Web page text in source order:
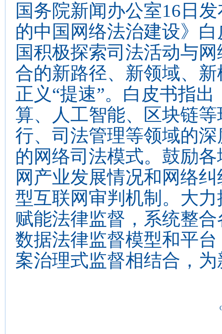
国务院新闻办公室16日
的中国网络法治建设》
国积极探索司法活动与
合的新路径、新领域、
正义“提速”。白皮书指
算、人工智能、区块链
行、司法管理等领域的
的网络司法模式。鼓励
网产业发展情况和网络
型互联网审判机制。大
赋能法律监督，系统整
数据法律监督模型和平
案治理式监督相结合，